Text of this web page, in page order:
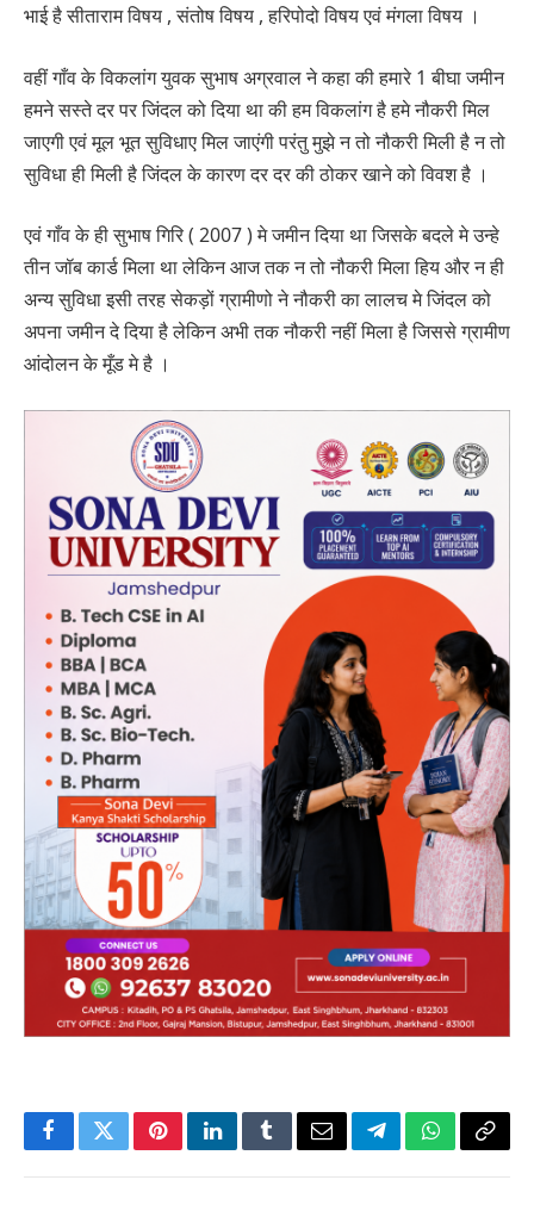
भाई है सीताराम विषय , संतोष विषय , हरिपोदो विषय एवं मंगला विषय ।
वहीं गाँव के विकलांग युवक सुभाष अग्रवाल ने कहा की हमारे 1 बीघा जमीन
हमने सस्ते दर पर जिंदल को दिया था की हम विकलांग है हमे नौकरी मिल
जाएगी एवं मूल भूत सुविधाए मिल जाएंगी परंतु मुझे न तो नौकरी मिली है न तो
सुविधा ही मिली है जिंदल के कारण दर दर की ठोकर खाने को विवश है ।
एवं गाँव के ही सुभाष गिरि ( 2007 ) मे जमीन दिया था जिसके बदले मे उन्हे
तीन जॉब कार्ड मिला था लेकिन आज तक न तो नौकरी मिला हिय और न ही
अन्य सुविधा इसी तरह सेकड़ों ग्रामीणो ने नौकरी का लालच मे जिंदल को
अपना जमीन दे दिया है लेकिन अभी तक नौकरी नहीं मिला है जिससे ग्रामीण
आंदोलन के मूँड मे है ।
FacebookTwitterPinterestLinkedInTumblrEmailTelegramWhatsApp
Copy